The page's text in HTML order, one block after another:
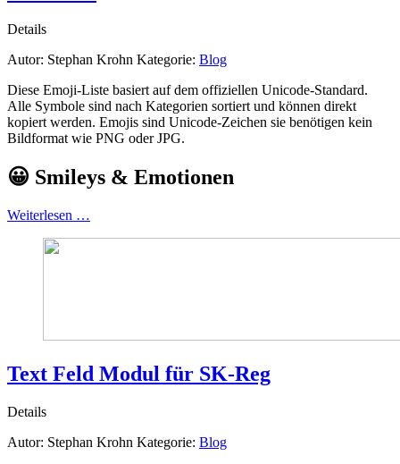
Details
Autor: Stephan Krohn Kategorie: Blog
Diese Emoji-Liste basiert auf dem offiziellen Unicode-Standard.
Alle Symbole sind nach Kategorien sortiert und können direkt
kopiert werden. Emojis sind Unicode-Zeichen sie benötigen kein
Bildformat wie PNG oder JPG.
😀 Smileys & Emotionen
Weiterlesen …
Text Feld Modul für SK‑Reg
Details
Autor: Stephan Krohn Kategorie: Blog